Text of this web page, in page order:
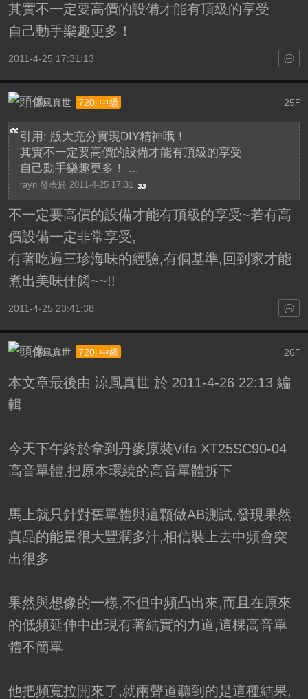
其實不一定要高價的設備才能有頂級的享受
自己動手樂趣更多！
2011-4-25 17:31:13
25 F
涼風真世 720i 中級
引用: 版大充分實現DIY精神哦！
其實不一定要高價的設備才能有頂級的享受
自己動手樂趣更多！ ...
rayn 發表於 2011-4-25 17:31
不一定要高價的設備才能有頂級的享受~若有高
價設備一定非常享受,
有著吃過三珍海味的經驗,有個基準,回到家才能
煮出美味佳餚~~!!
2011-4-25 23:41:38
26 F
涼風真世 720i 中級
本文章最後由 涼風真世 於 2011-4-26 22:13 編
輯
今天下午終於拿到丹麥原裝Vifa XT25SC90-04
高音單體,把原本環繞的高音單體拆下
馬上就只針對舊單體與這顆做AB測試,發現果然
真品的能量很大豐潤多汁,相信裝上去中頻會突
出很多
果然與想像的一樣,不但中頻凸出來,而且在原來
的低頻延伸中出現有著結實的力道,這棵高音單
體不簡單
他把頻寬拉開來了,就兩聲道聽到的是這種結果,